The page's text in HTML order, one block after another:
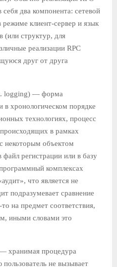
себя два компонента: сетевой
режиме клиент-сервер и язык
(или структур, для
реализации RPC
друг от друга
logging) — форма
в хронологическом порядке
технологиях, процесс
в рамках
некоторым объектом
регистрации или в базу
комплексах
что является не
подразумевает сравнение
на предмет соответствия,
иными словами это
хранимая процедура
не вызывает